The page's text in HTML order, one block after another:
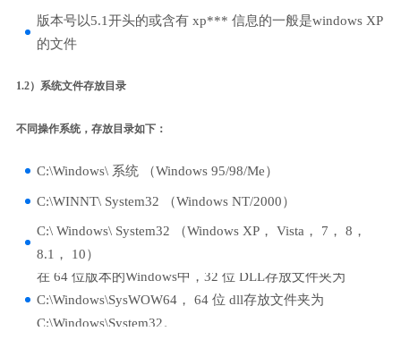
版本号以5.1开头的或含有 xp*** 信息的一般是windows XP
的文件
1.2）系统文件存放目录
不同操作系统，存放目录如下：
C:\Windows\ 系统 （Windows 95/98/Me）
C:\WINNT\ System32 （Windows NT/2000）
C:\ Windows\ System32 （Windows XP， Vista， 7， 8，
8.1， 10）
在 64 位版本的Windows中，32 位 DLL存放文件夹为
C:\Windows\SysWOW64， 64 位 dll存放文件夹为
C:\Windows\System32。